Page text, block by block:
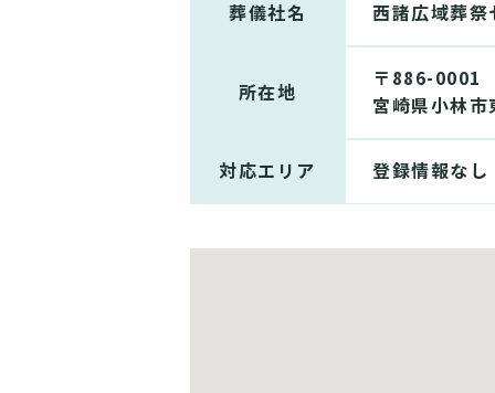
葬儀社名 西諸広域葬祭
所在地
〒886-0001
宮崎県小林
対応エリア 登録情報なし